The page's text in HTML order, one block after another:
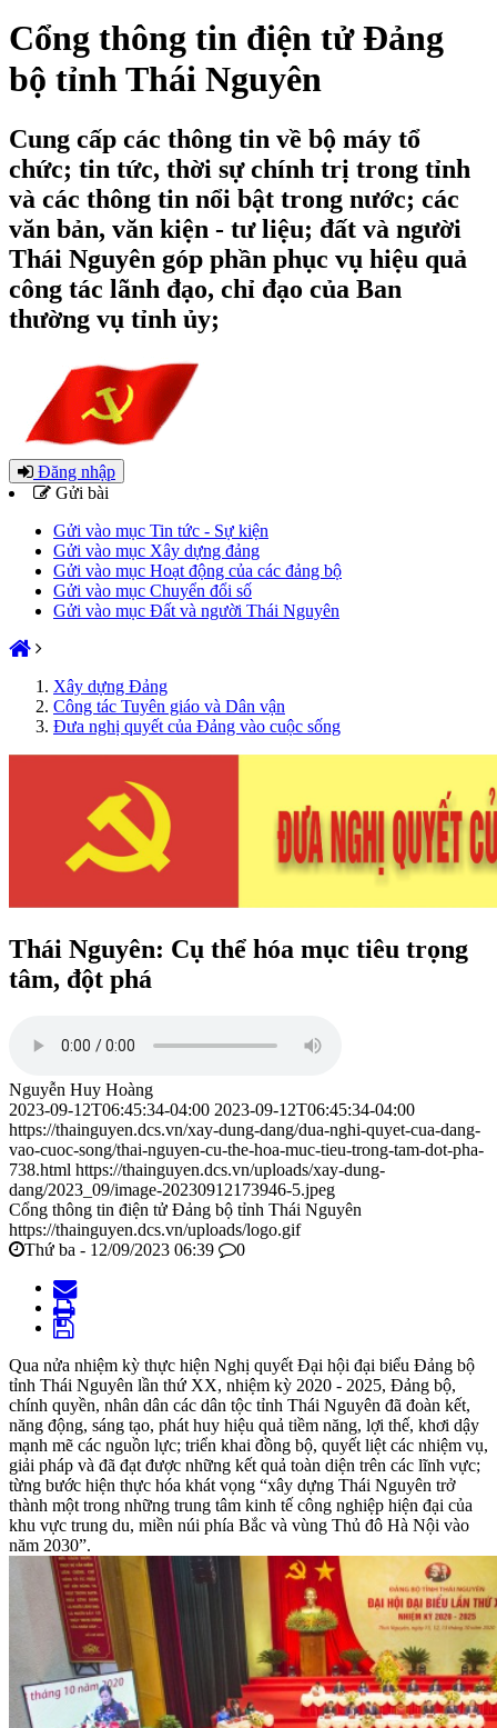
Cổng thông tin điện tử Đảng
bộ tỉnh Thái Nguyên
Cung cấp các thông tin về bộ máy tổ
chức; tin tức, thời sự chính trị trong tỉnh
và các thông tin nổi bật trong nước; các
văn bản, văn kiện - tư liệu; đất và người
Thái Nguyên góp phần phục vụ hiệu quả
công tác lãnh đạo, chỉ đạo của Ban
thường vụ tỉnh ủy;
Đăng nhập
Gửi bài
Gửi vào mục Tin tức - Sự kiện
Gửi vào mục Xây dựng đảng
Gửi vào mục Hoạt động của các đảng bộ
Gửi vào mục Chuyển đổi số
Gửi vào mục Đất và người Thái Nguyên
Xây dựng Đảng
Công tác Tuyên giáo và Dân vận
Đưa nghị quyết của Đảng vào cuộc sống
Thái Nguyên: Cụ thể hóa mục tiêu trọng
tâm, đột phá
Nguyễn Huy Hoàng
2023-09-12T06:45:34-04:00 2023-09-12T06:45:34-04:00
https://thainguyen.dcs.vn/xay-dung-dang/dua-nghi-quyet-cua-dang-
vao-cuoc-song/thai-nguyen-cu-the-hoa-muc-tieu-trong-tam-dot-pha-
738.html https://thainguyen.dcs.vn/uploads/xay-dung-
dang/2023_09/image-20230912173946-5.jpeg
Cổng thông tin điện tử Đảng bộ tỉnh Thái Nguyên
https://thainguyen.dcs.vn/uploads/logo.gif
Thứ ba - 12/09/2023 06:39
0
Qua nửa nhiệm kỳ thực hiện Nghị quyết Đại hội đại biểu Đảng bộ
tỉnh Thái Nguyên lần thứ XX, nhiệm kỳ 2020 - 2025, Đảng bộ,
chính quyền, nhân dân các dân tộc tỉnh Thái Nguyên đã đoàn kết,
năng động, sáng tạo, phát huy hiệu quả tiềm năng, lợi thế, khơi dậy
mạnh mẽ các nguồn lực; triển khai đồng bộ, quyết liệt các nhiệm vụ,
giải pháp và đã đạt được những kết quả toàn diện trên các lĩnh vực;
từng bước hiện thực hóa khát vọng “xây dựng Thái Nguyên trở
thành một trong những trung tâm kinh tế công nghiệp hiện đại của
khu vực trung du, miền núi phía Bắc và vùng Thủ đô Hà Nội vào
năm 2030”.